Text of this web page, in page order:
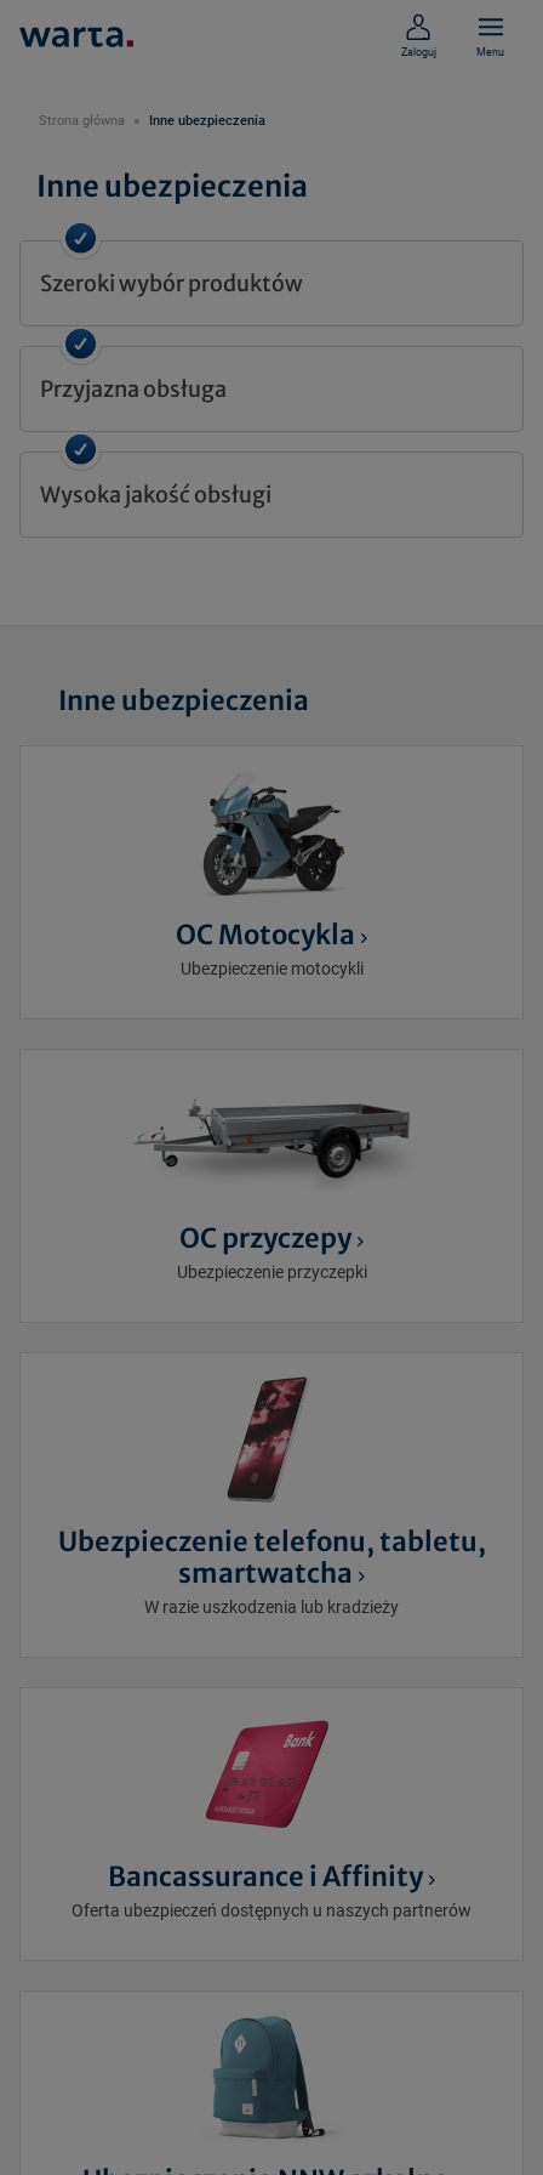
Zaloguj Menu
Strona główna Inne ubezpieczenia
Inne ubezpieczenia
Szeroki wybór produktów
Przyjazna obsługa
Wysoka jakość obsługi
Inne ubezpieczenia
OC Motocykla
Ubezpieczenie motocykli
OC przyczepy
Ubezpieczenie przyczepki
Ubezpieczenie telefonu, tabletu,
smartwatcha
W razie uszkodzenia lub kradzieży
Bancassurance i Affinity
Oferta ubezpieczeń dostępnych u naszych partnerów